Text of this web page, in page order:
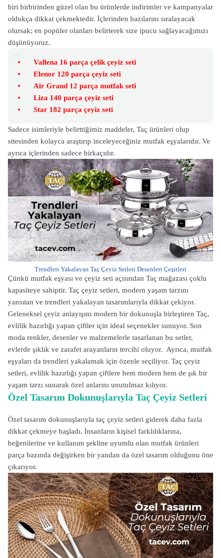
biri birbirinden güzel olan bu ürünlerde indirimler ve kampanyalar
oldukça dikkat çekmektedir. İçlerinden bazılarını sıralayacak
olursak; en popüler olanları belirterek size ipucu sağlayacağımızı
düşünüyoruz.
•
Vallena 16 parça çelik çeyiz seti
•
Elenor 120 parça çeyiz seti
•
Air Grand 12 parça mutfak seti
•
Liza 140 parça çeyiz seti
•
Star 182 parça çeyiz seti
Sadece isimleriyle belirttiğimiz maddeler, Taç ürünleri olup
sitesinden kolayca araştırıp inceleyeceğiniz mutfak eşyalarıdır. Ve
ayrıca içlerinden sadece birkaçıdır.
Trendleri Yakalayan Taç Çeyiz Setleri Desenleri Çeşitleri
Çünkü mutfak eşyası ve çeyiz seti açısından Taç mağazası çoklu
kapasiteye sahiptir. Taç çeyiz setleri, modern yaşam tarzını
yansıtan ve trendleri yakalayan tasarımlarıyla dikkat çekiyor.
Geleneksel çeyiz anlayışını modern bir dokunuşla birleştiren Taç,
evlilik hazırlığı yapan çiftler için ideal seçenekler sunuyor. Son
moda renkler, desenler ve malzemelerle tasarlanan bu setler,
evlerde şıklık ve zarafet arayanların tercihi oluyor. Ayrıca, mutfak
eşyaları da trendleri yakalamak için özenle seçiliyor. Taç çeyiz
setleri, evlilik hazırlığı yapan çiftlere hem modern hem de şık bir
yaşam tarzı sunarak özel anlarını unutulmaz kılıyor.
Özel Tasarım Dokunuşlarıyla Taç Çeyiz Setleri
Özel tasarım dokunuşlarıyla taç çeyiz setleri giderek daha fazla
dikkat çekmeye başladı. İnsanların kişisel farklılıklarına,
beğenilerine ve kullanım şekline uyumlu olan mutfak ürünleri
parça bazında değişirken bir yandan da özel tasarım olduğunu öne
çıkarıyor.